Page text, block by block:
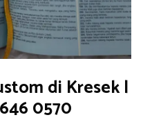
di Kresek |
0570